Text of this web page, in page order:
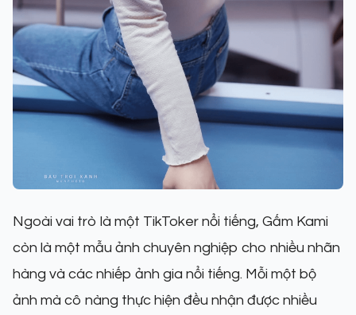
Ngoài vai trò là một TikToker nổi tiếng, Gấm Kami
còn là một mẫu ảnh chuyên nghiệp cho nhiều nhãn
hàng và các nhiếp ảnh gia nổi tiếng. Mỗi một bộ
ảnh mà cô nàng thực hiện đều nhận được nhiều